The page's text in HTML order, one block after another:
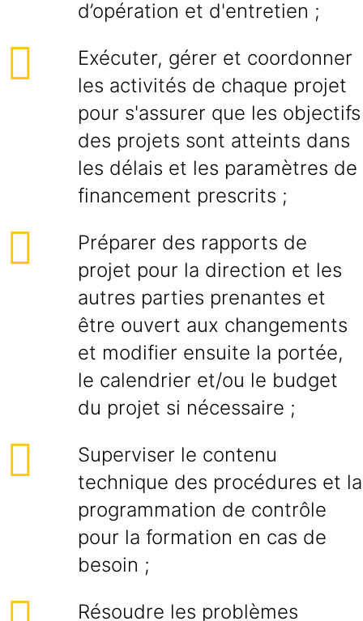
d’opération et d'entretien ;
Exécuter, gérer et coordonner
les activités de chaque projet
pour s'assurer que les objectifs
des projets sont atteints dans
les délais et les paramètres de
financement prescrits ;
Préparer des rapports de
projet pour la direction et les
autres parties prenantes et
être ouvert aux changements
et modifier ensuite la portée,
le calendrier et/ou le budget
du projet si nécessaire ;
Superviser le contenu
technique des procédures et la
programmation de contrôle
pour la formation en cas de
besoin ;
Résoudre les problèmes